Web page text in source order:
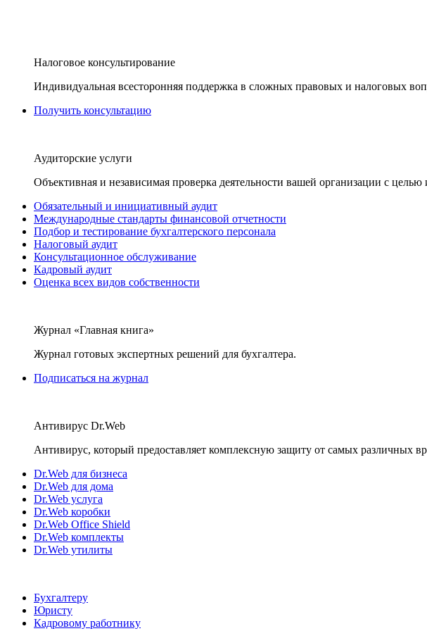
Налоговое консультирование
Индивидуальная всесторонняя поддержка в сложных правовых и налоговых
Получить консультацию
Аудиторские услуги
Объективная и независимая проверка деятельности вашей организации с
Обязательный и инициативный аудит
Международные стандарты финансовой отчетности
Подбор и тестирование бухгалтерского персонала
Налоговый аудит
Консультационное обслуживание
Кадровый аудит
Оценка всех видов собственности
Журнал «Главная книга»
Журнал готовых экспертных решений для бухгалтера.
Подписаться на журнал
Антивирус Dr.Web
Антивирус, который предоставляет комплексную защиту от самых различных
Dr.Web для бизнеса
Dr.Web для дома
Dr.Web услуга
Dr.Web коробки
Dr.Web Office Shield
Dr.Web комплекты
Dr.Web утилиты
Бухгалтеру
Юристу
Кадровому работнику